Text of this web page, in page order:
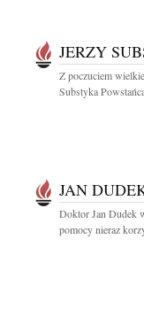
JERZY
Z poczuciem
Substyka
JAN
Doktor Jan Dudek
pomocy nieraz